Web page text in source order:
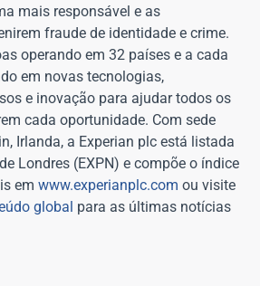
mais responsável e as
fraude de identidade e crime.
operando em 32 países e a cada
em novas tecnologias,
e inovação para ajudar todos os
cada oportunidade. Com sede
Irlanda, a Experian plc está listada
Londres (EXPN) e compõe o índice
em www.experianplc.com ou visite
global para as últimas notícias